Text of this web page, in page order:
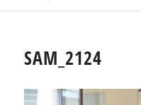
SAM_2124